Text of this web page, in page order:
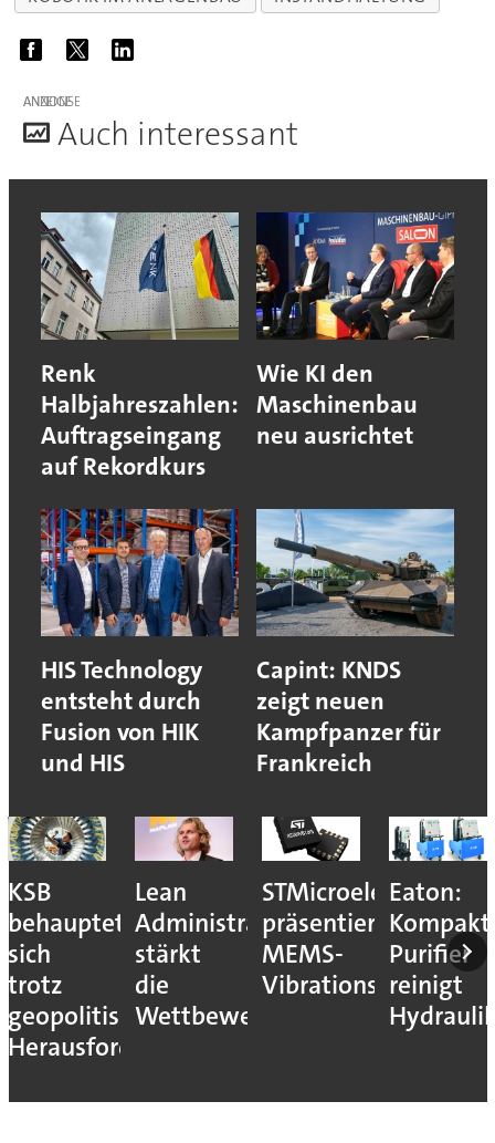
ANZEIGE
Auch interessant
Renk
Halbjahreszahlen:
Auftragseingang
auf Rekordkurs
Wie KI den
Maschinenbau
neu ausrichtet
HIS Technology
entsteht durch
Fusion von HIK
und HIS
Capint: KNDS
zeigt neuen
Kampfpanzer für
Frankreich
KSB
behauptet
sich
trotz
geopolitischer
Herausforderungen
Lean
Administration
stärkt
die
Wettbewerbsfähigkeit
STMicroelectronics
präsentiert
MEMS-
Vibrationssensor
Eaton:
Purifier
reinigt